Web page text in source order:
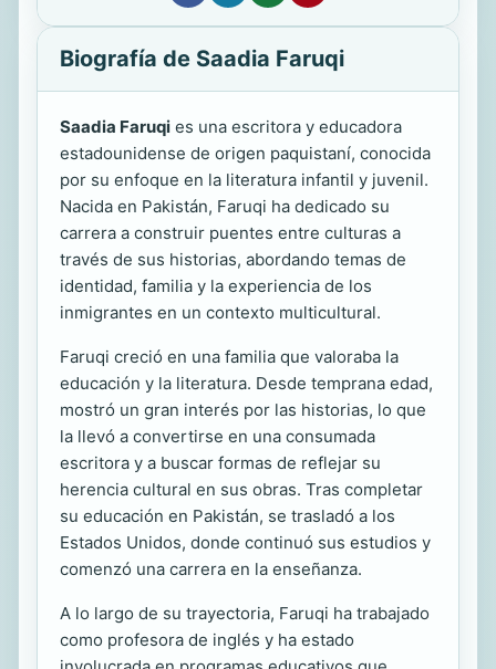
Biografía de Saadia Faruqi
Saadia Faruqi es una escritora y educadora
estadounidense de origen paquistaní, conocida
por su enfoque en la literatura infantil y juvenil.
Nacida en Pakistán, Faruqi ha dedicado su
carrera a construir puentes entre culturas a
través de sus historias, abordando temas de
identidad, familia y la experiencia de los
inmigrantes en un contexto multicultural.
Faruqi creció en una familia que valoraba la
educación y la literatura. Desde temprana edad,
mostró un gran interés por las historias, lo que
la llevó a convertirse en una consumada
escritora y a buscar formas de reflejar su
herencia cultural en sus obras. Tras completar
su educación en Pakistán, se trasladó a los
Estados Unidos, donde continuó sus estudios y
comenzó una carrera en la enseñanza.
A lo largo de su trayectoria, Faruqi ha trabajado
como profesora de inglés y ha estado